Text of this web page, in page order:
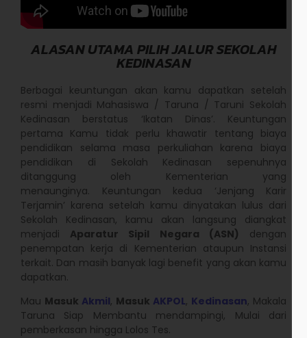
ALASAN UTAMA PILIH JALUR SEKOLAH
KEDINASAN
Berbagai keuntungan akan kamu dapatkan setelah
resmi menjadi Mahasiswa / Taruna / Taruni Sekolah
Kedinasan berstatus ‘Ikatan Dinas’. Keuntungan
pertama Kamu tidak perlu khawatir tentang biaya
pendidikan selama masa perkuliahan karena biaya
pendidikan di Sekolah Kedinasan sepenuhnya
ditanggung oleh Kementerian yang
menaunginya. Keuntungan kedua ‘Jenjang Karir
Terjamin’ karena setelah kamu dinyatakan lulus dari
Sekolah Kedinasan, kamu akan langsung diangkat
menjadi Aparatur Sipil Negara (ASN) dengan
penempatan kerja di Kementerian ataupun Instansi
terkait. Dan masih banyak lagi benefit yang akan kamu
dapatkan.
Mau Masuk Akmil, Masuk AKPOL, Kedinasan, Makala
Taruna Siap Membantu mendampingi, Mulai dari
pemberkasan hingga Lolos Tes.